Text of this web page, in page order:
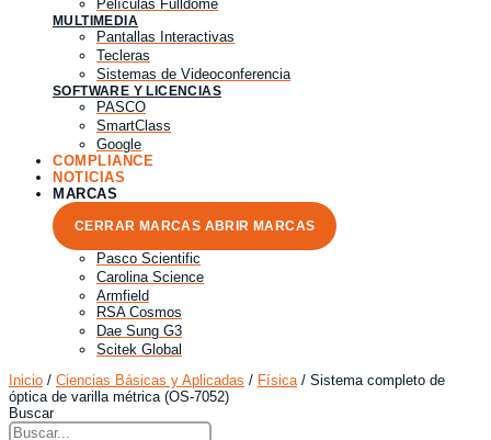
Películas Fulldome
MULTIMEDIA
Pantallas Interactivas
Tecleras
Sistemas de Videoconferencia
SOFTWARE Y LICENCIAS
PASCO
SmartClass
Google
COMPLIANCE
NOTICIAS
MARCAS
CERRAR MARCAS ABRIR MARCAS
Pasco Scientific
Carolina Science
Armfield
RSA Cosmos
Dae Sung G3
Scitek Global
Inicio / Ciencias Básicas y Aplicadas / Física/ Sistema completo de
óptica de varilla métrica (OS-7052)
Buscar